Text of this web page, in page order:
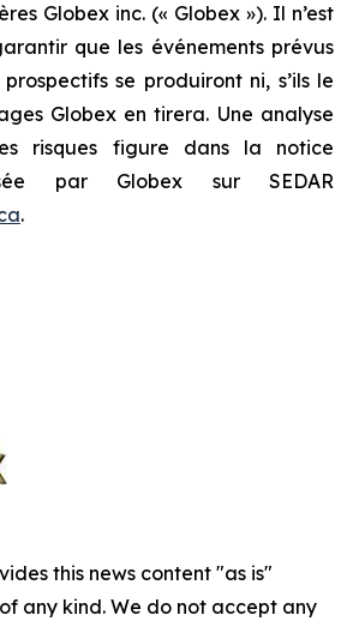
Globex inc. (« Globex »). Il n’est
que les événements prévus
se produiront ni, s’ils le
Globex en tirera. Une analyse
risques figure dans la notice
par Globex sur SEDAR
.
this news content "as is"
any kind. We do not accept any